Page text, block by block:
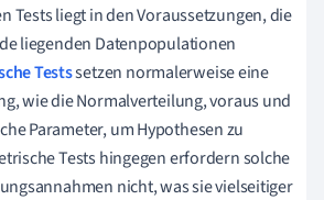
Tests liegt in den Voraussetzungen, die
liegenden Datenpopulationen
Testssetzen normalerweise eine
wie die Normalverteilung, voraus und
Parameter, um Hypothesen zu
Tests hingegen erfordern solche
nicht, was sie vielseitiger